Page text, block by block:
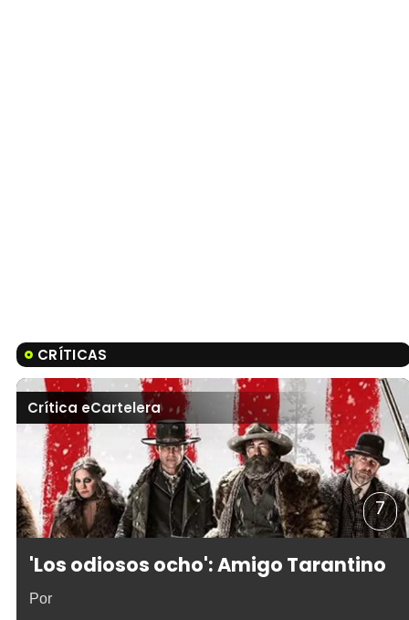
CRÍTICAS
Crítica eCartelera
7
'Los odiosos ocho': Amigo Tarantino
Por